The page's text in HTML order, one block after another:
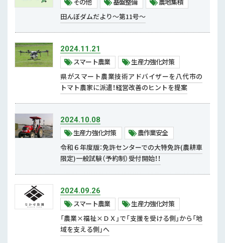
田んぼダムだより～第11号～
2024.11.21
スマート農業
生産力強化対策
県がスマート農業技術アドバイザーを八代市の
トマト農家に派遣！経営改善のヒントを提案
2024.10.08
生産力強化対策
農作業安全
令和６年度版：免許センターでの大特免許(農耕車
限定)一般試験（予約制）受付開始！！
2024.09.26
スマート農業
生産力強化対策
「農業×福祉×ＤＸ」で「支援を受ける側」から「地
域を支える側」へ
熊本県青年農業者クラブ
農大
流通・地産地消
地産地消・食文化継承
輸出関係
生産力強化対策
スマート農業
モデル経営・経営指導
地下水・グリーン農業・GAP
農作業安全
農薬・肥料
補助事業等
2020年 (21)
2019年 (5)
2018年 (8)